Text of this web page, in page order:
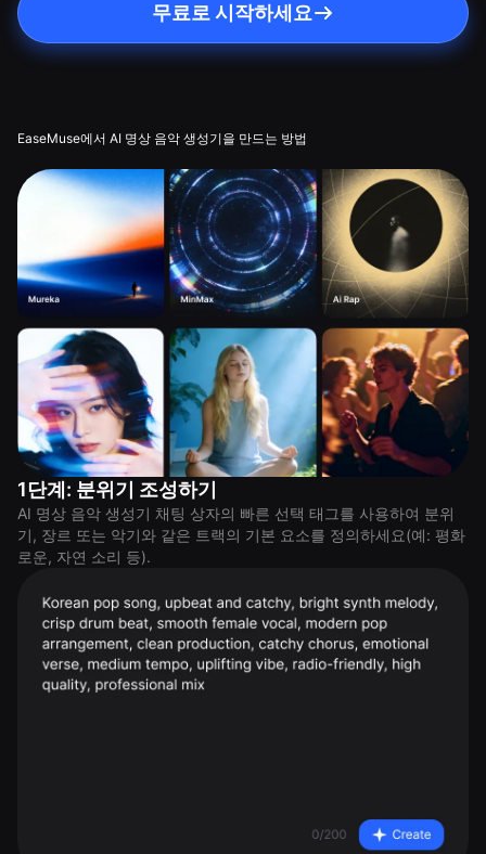
무료로 시작하세요
EaseMuse에서 AI 명상 음악 생성기을 만드는 방법
1단계: 분위기 조성하기
AI 명상 음악 생성기 채팅 상자의 빠른 선택 태그를 사용하여 분위
기, 장르 또는 악기와 같은 트랙의 기본 요소를 정의하세요(예: 평화
로운, 자연 소리 등).